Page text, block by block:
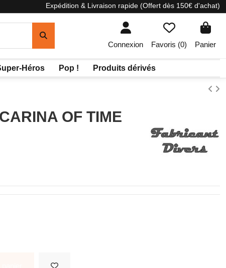
Expédition & Livraison rapide (Offert dès 150€ d'achat)
Connexion Favoris (0) Panier
Héros Pop ! Produits dérivés
OF TIME